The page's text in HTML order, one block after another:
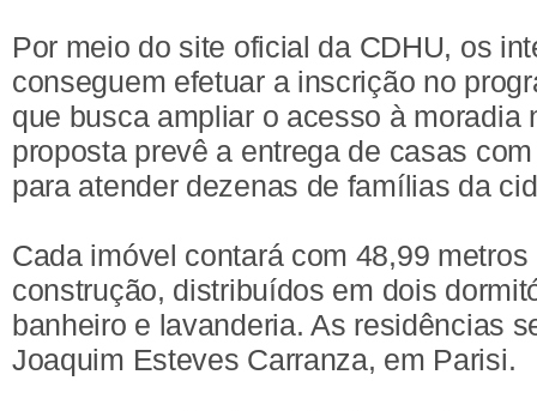
Por meio do site oficial da CDHU, os
conseguem efetuar a inscrição no
que busca ampliar o acesso à moradia
proposta prevê a entrega de casas
para atender dezenas de famílias da
Cada imóvel contará com 48,99
construção, distribuídos em dois
banheiro e lavanderia. As residências
Joaquim Esteves Carranza, em Parisi.